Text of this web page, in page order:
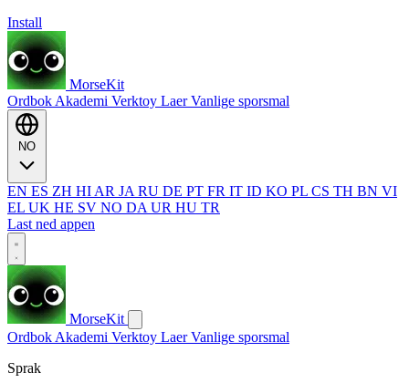
Install
MorseKit
Ordbok Akademi Verktoy LaerVanlige sporsmal
EN ES ZH HI AR JA RU DE PT FR IT ID KO PL CS TH BN VI
EL UK HE SV NO DA UR HU TR
Last ned appen
MorseKit
Ordbok Akademi Verktoy LaerVanlige sporsmal
Sprak